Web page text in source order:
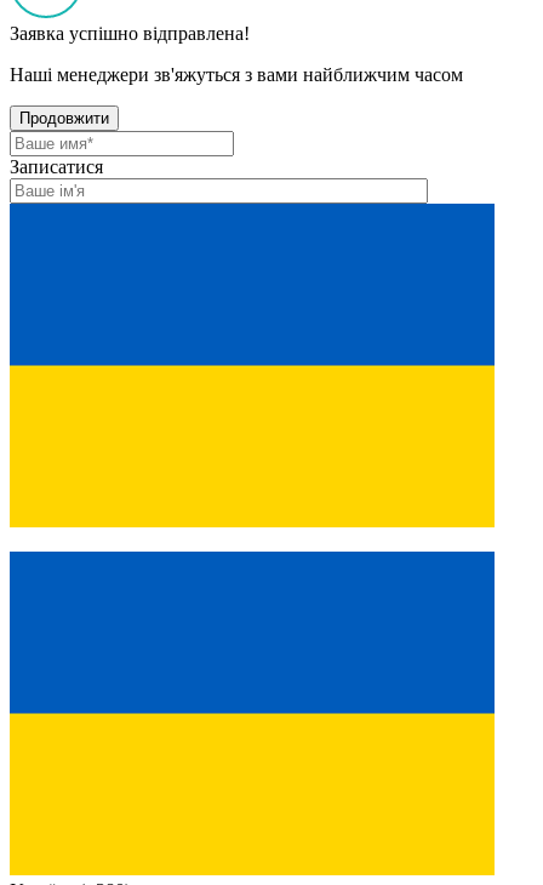
Заявка успішно відправлена!
Наші менеджери зв'яжуться з вами найближчим часом
Продовжити
Записатися